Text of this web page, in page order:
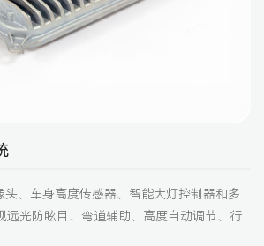
头、车身高度传感器、智能大灯控制器和多
远光防眩目、弯道辅助、高度自动调节、行